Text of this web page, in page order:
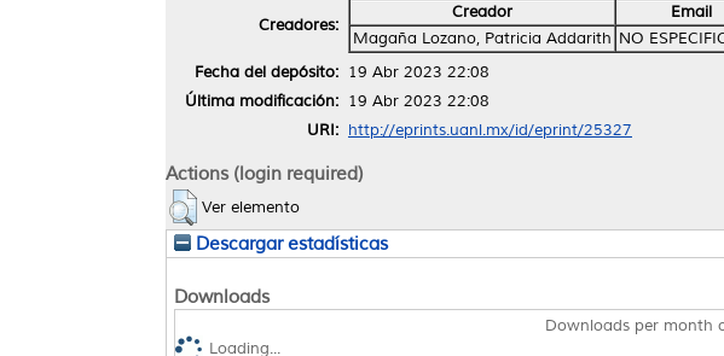
Creadores:
Creador Email
Magaña Lozano, Patricia Addarith NO
Fecha del depósito: 19 Abr 2023 22:08
Última modificación: 19 Abr 2023 22:08
URI: http://eprints.uanl.mx/id/eprint/25327
Actions (login required)
Ver elemento
Descargar estadísticas
Downloads
Downloads per month
Loading...